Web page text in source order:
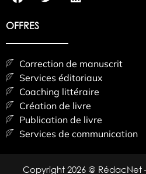
OFFRES
Correction de manuscrit
Services éditoriaux
Coaching littéraire
Création de livre
Publication de livre
Services de communication
Copyright 2026 @ RédacNet